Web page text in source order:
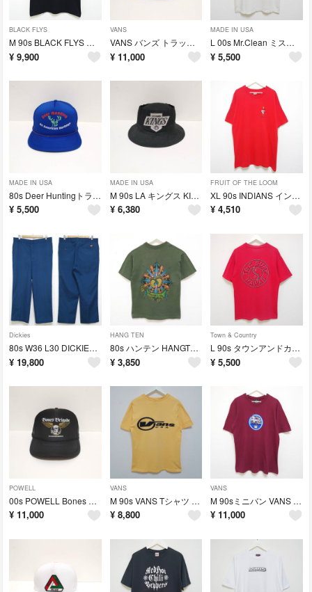
BLACK FLYS
M 90s BLACK FLYS ブラックフライ Tシャツ ハエ 黒 USA製
¥ 9,900
VANS
VANS バンズ トラッカー CAP メッシュキャップ ネイビー USA
¥ 11,000
MADE IN USA
L 00s Mr.Clean ミスタークリーン Tシャツ Stedman USA
¥ 5,500
MADE IN USA
80s Deer Huntingトラッカー CAP メッシュキャップ 青 USA
¥ 5,500
MADE IN USA
M 90s LA キングス KINGS バケット ハット HAT NHL USA
¥ 6,380
FRUIT OF THE LOOM
XL 90s INDIANS インディアンス Tシャツ フルーツ 赤 USA製
¥ 4,510
Dickies
80s W36 L30 DICKIES ワークパンツ 874 NAVY USA製
¥ 19,800
HANG TEN
80s ハンテン HANGTEN SURF Tシャツ オールドサーフ USA製
¥ 3,850
Town & Country
L 90s タウンアンドカントリー Tシャツ タウカン SURF 赤 USA製
¥ 5,500
POWELL
00s POWELL Bones Brigade メッシュキャップ 黒 USA
¥ 11,000
VANS
M 90s VANS Tシャツ オールド バンズ マスタード USA製
¥ 8,800
VANS
M 90sミニバン VANS Tシャツ オールド バンズ バーガンディ USA製
¥ 11,000